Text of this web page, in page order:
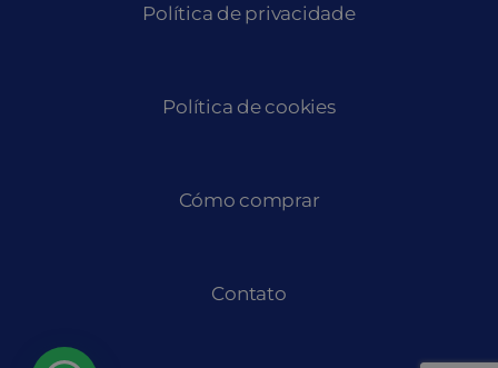
Política de privacidade
Política de cookies
Cómo comprar
Contato